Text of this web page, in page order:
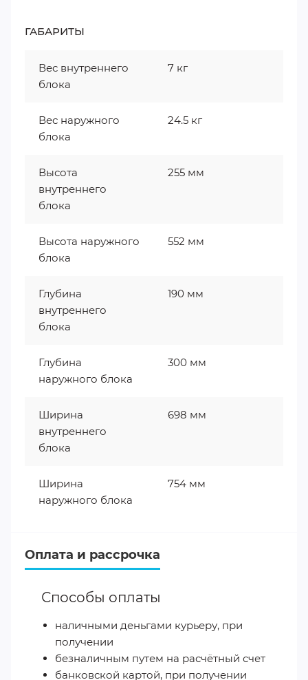
ГАБАРИТЫ
Вес внутреннего
блока
7 кг
Вес наружного
блока
24.5 кг
Высота
внутреннего
блока
255 мм
Высота наружного
блока
552 мм
Глубина
внутреннего
блока
190 мм
Глубина
наружного блока
300 мм
Ширина
внутреннего
блока
698 мм
Ширина
наружного блока
754 мм
Оплата и рассрочка
Способы оплаты
наличными деньгами курьеру, при
получении
безналичным путем на расчётный счет
банковской картой, при получении